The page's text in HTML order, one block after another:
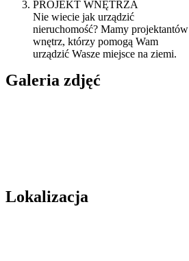
PROJEKT WNĘTRZA
Nie wiecie jak urządzić
nieruchomość? Mamy projektantów
wnętrz, którzy pomogą Wam
urządzić Wasze miejsce na ziemi.
Galeria zdjęć
Lokalizacja